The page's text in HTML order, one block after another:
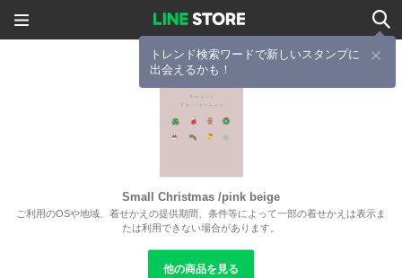
トレンド検索ワードで新しいスタンプに
出会えるかも！
Small Christmas /pink beige
ご利用のOSや地域、着せかえの提供期間、条件等によって一部の着せかえは表示ま
たは利用できない場合があります。
他の商品を見る